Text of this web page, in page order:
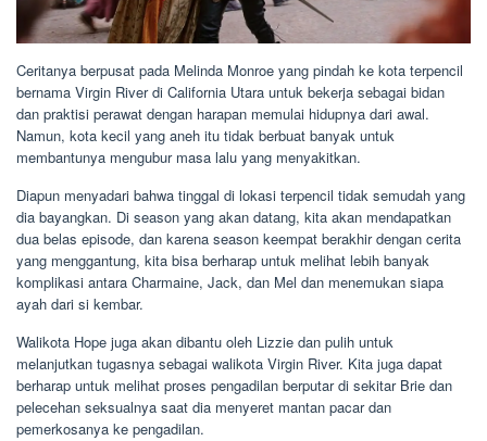
Ceritanya berpusat pada Melinda Monroe yang pindah ke kota terpencil
bernama Virgin River di California Utara untuk bekerja sebagai bidan
dan praktisi perawat dengan harapan memulai hidupnya dari awal.
Namun, kota kecil yang aneh itu tidak berbuat banyak untuk
membantunya mengubur masa lalu yang menyakitkan.
Diapun menyadari bahwa tinggal di lokasi terpencil tidak semudah yang
dia bayangkan. Di season yang akan datang, kita akan mendapatkan
dua belas episode, dan karena season keempat berakhir dengan cerita
yang menggantung, kita bisa berharap untuk melihat lebih banyak
komplikasi antara Charmaine, Jack, dan Mel dan menemukan siapa
ayah dari si kembar.
Walikota Hope juga akan dibantu oleh Lizzie dan pulih untuk
melanjutkan tugasnya sebagai walikota Virgin River. Kita juga dapat
berharap untuk melihat proses pengadilan berputar di sekitar Brie dan
pelecehan seksualnya saat dia menyeret mantan pacar dan
pemerkosanya ke pengadilan.